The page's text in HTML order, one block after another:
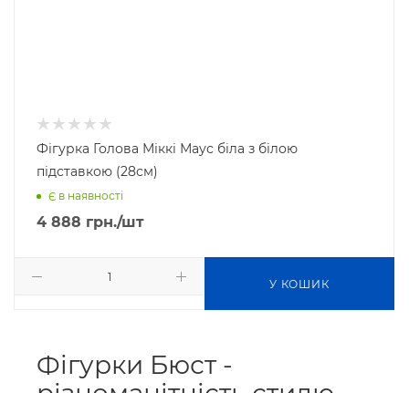
Фігурка Голова Міккі Маус біла з білою
підставкою (28см)
Є в наявності
4 888 грн./шт
У КОШИК
Фігурки Бюст -